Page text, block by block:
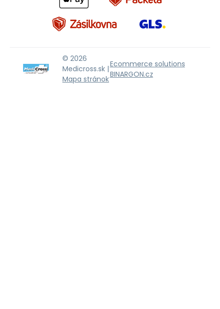
© 2026
Medicross.sk |
Mapa stránok
Ecommerce solutions
BINARGON.cz